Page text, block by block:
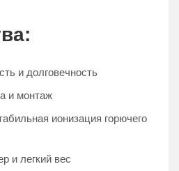
и долговечность
и монтаж
ионизация горючего
и легкий вес